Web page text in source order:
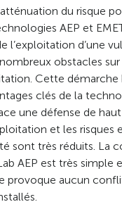
du risque
AEP et
l’exploitation d’une
obstacles
Cette démarche
clés de la
une défense de
et les risques
sont très réduits. La
AEP est très simple
provoque aucun